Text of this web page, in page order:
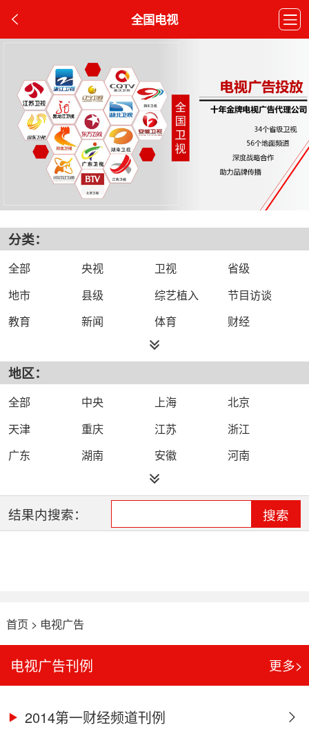
全国电视
分类：
全部 央视 卫视
省级
地市
县级 综艺植入
节目访谈
教育
新闻 体育
财经
科技
都市
文化
文艺 娱乐
影视
电影
生活 电视剧
综合
时尚
民生 IPTV智能电视
数字电视
站）
地区：
全部 中央 上海
北京
天津
重庆 江苏
浙江
广东
湖南 安徽
河南
四川
辽宁
山西
海南 陕西
甘肃
结果内搜索： 搜索
首页 > 电视广告
电视广告刊例 更多>
2014第一财经频道刊例